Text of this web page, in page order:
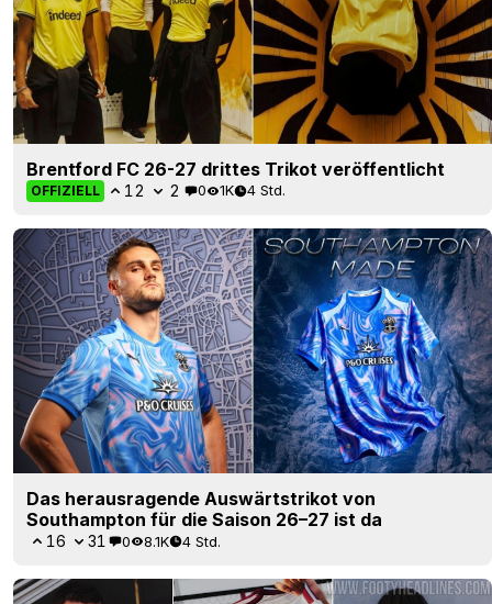
Brentford FC 26-27 drittes Trikot veröffentlicht
OFFIZIELL 12 2 0 1K 4 Std.
Das herausragende Auswärtstrikot von
Southampton für die Saison 26–27 ist da
16 31 0 8.1K 4 Std.